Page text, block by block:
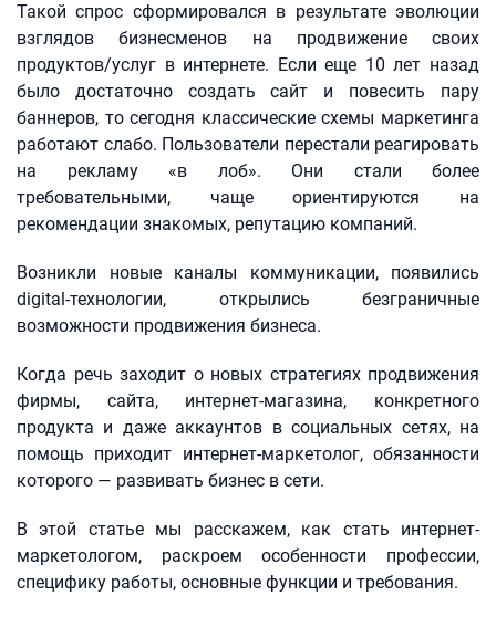
Такой спрос сформировался в результате эволюции
взглядов бизнесменов на продвижение своих
продуктов/услуг в интернете. Если еще 10 лет назад
было достаточно создать сайт и повесить пару
баннеров, то сегодня классические схемы маркетинга
работают слабо. Пользователи перестали реагировать
на рекламу «в лоб». Они стали более
требовательными, чаще ориентируются на
рекомендации знакомых, репутацию компаний.
Возникли новые каналы коммуникации, появились
digital-технологии, открылись безграничные
возможности продвижения бизнеса.
Когда речь заходит о новых стратегиях продвижения
фирмы, сайта, интернет-магазина, конкретного
продукта и даже аккаунтов в социальных сетях, на
помощь приходит интернет-маркетолог, обязанности
которого — развивать бизнес в сети.
В этой статье мы расскажем, как стать интернет-
маркетологом, раскроем особенности профессии,
специфику работы, основные функции и требования.